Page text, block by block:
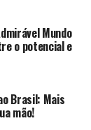
Mundo
o potencial e
Brasil: Mais
mão!